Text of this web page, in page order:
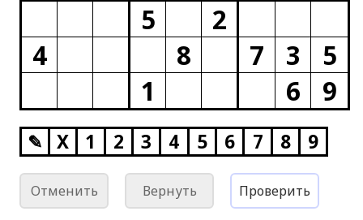
5
2
4
8 7 3
5
1
6 9
✎ X 1 2 3 4 5 6 7 8 9
Отменить Вернуть Проверить